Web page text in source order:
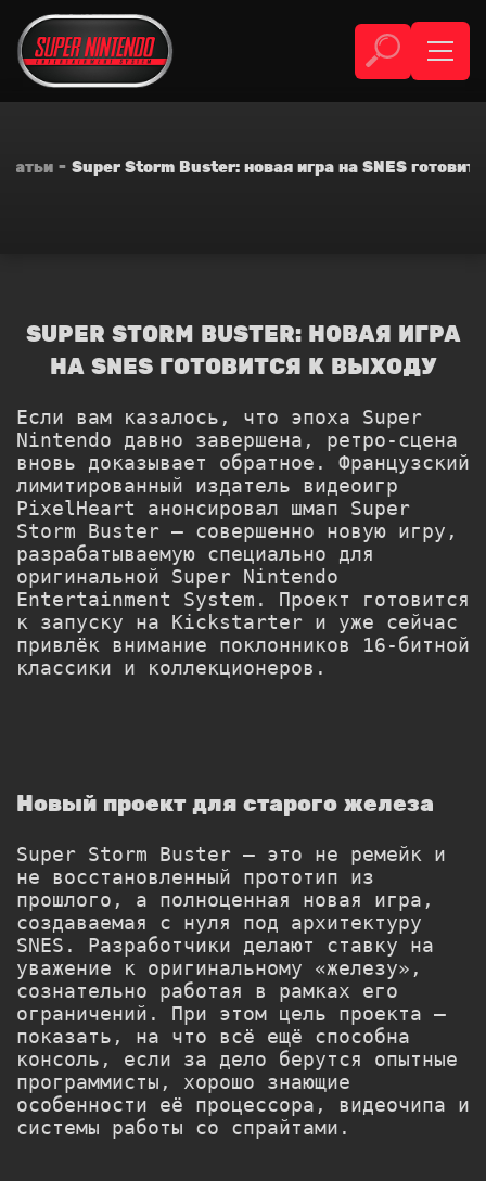
Super Storm Buster: новая игра на SNES
SUPER STORM BUSTER: НОВАЯ ИГРА
НА SNES ГОТОВИТСЯ К ВЫХОДУ
Если вам казалось, что эпоха Super
Nintendo давно завершена, ретро-сцена
вновь доказывает обратное. Французский
лимитированный издатель видеоигр
PixelHeart анонсировал шмап Super
Storm Buster — совершенно новую игру,
разрабатываемую специально для
оригинальной Super Nintendo
Entertainment System. Проект готовится
к запуску на Kickstarter и уже сейчас
привлёк внимание поклонников 16-битной
классики и коллекционеров.
Новый проект для старого железа
Super Storm Buster — это не ремейк и
не восстановленный прототип из
прошлого, а полноценная новая игра,
создаваемая с нуля под архитектуру
SNES. Разработчики делают ставку на
уважение к оригинальному «железу»,
сознательно работая в рамках его
ограничений. При этом цель проекта —
показать, на что всё ещё способна
консоль, если за дело берутся опытные
программисты, хорошо знающие
особенности её процессора, видеочипа и
системы работы со спрайтами.